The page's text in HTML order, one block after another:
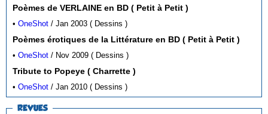
Poèmes de VERLAINE en BD ( Petit à Petit )
•OneShot / Jan 2003 ( Dessins )
Poèmes érotiques de la Littérature en BD ( Petit à Petit )
•OneShot / Nov 2009 ( Dessins )
Tribute to Popeye ( Charrette )
•OneShot / Jan 2010 ( Dessins )
REVUES